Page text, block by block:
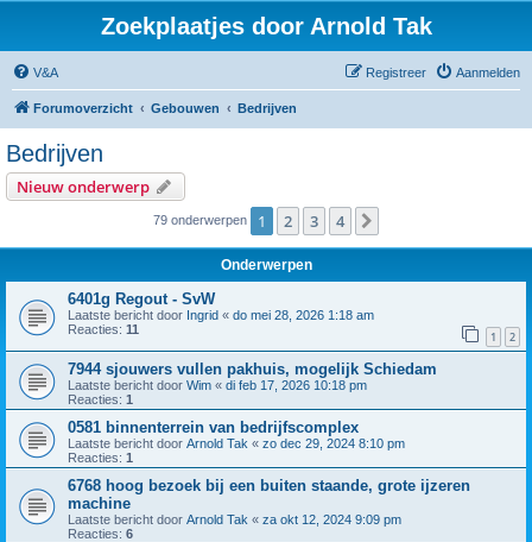
Zoekplaatjes door Arnold Tak
V&A Aanmelden
Registreer
Forumoverzicht Gebouwen Bedrijven
Bedrijven
Nieuw onderwerp
79 onderwerpen 1 2 3 4
Onderwerpen
6401g Regout - SvW
Laatste bericht door Ingrid « do mei 28, 2026 1:18 am
Reacties: 11 1 2
7944 sjouwers vullen pakhuis, mogelijk Schiedam
Laatste bericht door Wim « di feb 17, 2026 10:18 pm
Reacties: 1
0581 binnenterrein van bedrijfscomplex
Laatste bericht door Arnold Tak « zo dec 29, 2024 8:10 pm
Reacties: 1
6768 hoog bezoek bij een buiten staande, grote ijzeren
machine
Laatste bericht door Arnold Tak « za okt 12, 2024 9:09 pm
Reacties: 6